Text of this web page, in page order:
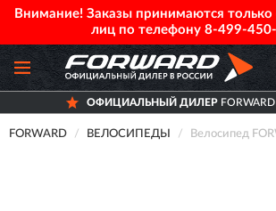
Внимание! Заказы принимаются
лиц по телефону 8-499-
ОФИЦИАЛЬНЫЙ ДИЛЕР
FORWARD ВЕЛОСИПЕДЫ Велосипед